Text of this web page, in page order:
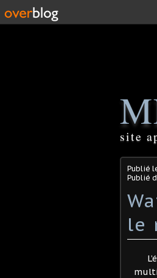
site
Publié
Publié
le